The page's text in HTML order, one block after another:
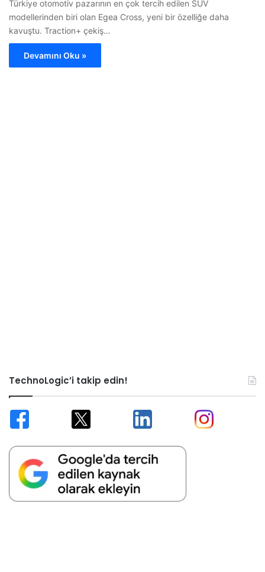
Türkiye otomotiv pazarının en çok tercih edilen SUV
modellerinden biri olan Egea Cross, yeni bir özelliğe daha
kavuştu. Traction+ çekiş…
Devamını Oku »
TechnoLogic’i takip edin!